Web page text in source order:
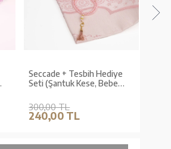
Seccade + Tesbih Hediye
Seti (Şantuk Kese, Bebe
300,00 TL
240,00 TL